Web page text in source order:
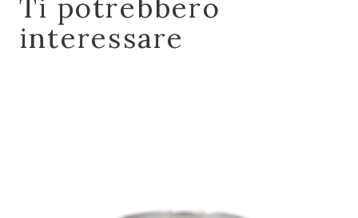
Ti potrebbero
interessare